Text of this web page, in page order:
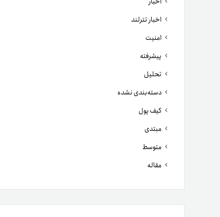
اخبار تترلند
امنیت
پیشرفته
تحلیل
دسته‌بندی نشده
کیف پول
مبتدی
متوسط
مقاله